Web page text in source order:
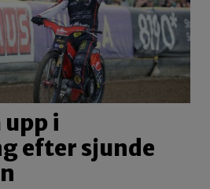
i
efter sjunde